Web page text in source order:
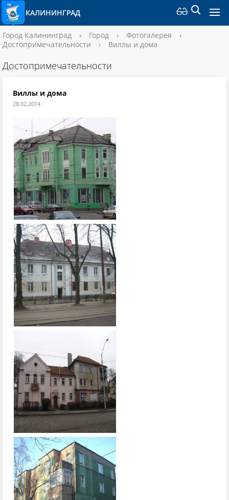
КАЛИНИНГРАД
Город Калининград › Город › Фотогалерея
›
Достопримечательности
› Виллы и дома
Достопримечательности
Виллы и дома
28.02.2014